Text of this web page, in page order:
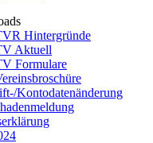
Hintergründe
Aktuell
Formulare
Kontodatenänderung